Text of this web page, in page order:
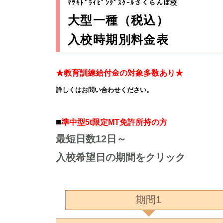
ﾏﾂｷﾄﾞﾗｲﾋﾞﾝｸﾞｽｸｰﾙさくらんぼ校
大型一種（税込）
入校時期別料金表
★教育訓練給付金の対象多数あり★
詳しくはお問い合わせください。
■準中型5t限定MT免許所持の方
最短日数12日～
入校希望日の期間をクリック
期間1